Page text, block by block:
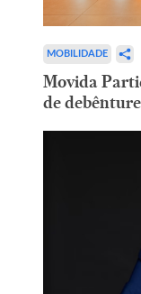
MOBILIDADE
Movida
de